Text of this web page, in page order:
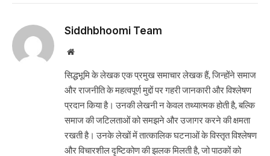
Siddhbhoomi Team
Website
सिद्धभूमि के लेखक एक प्रमुख समाचार लेखक हैं, जिन्होंने समाज
और राजनीति के महत्वपूर्ण मुद्दों पर गहरी जानकारी और विश्लेषण
प्रदान किया है। उनकी लेखनी न केवल तथ्यात्मक होती है, बल्कि
समाज की जटिलताओं को समझने और उजागर करने की क्षमता
रखती है। उनके लेखों में तात्कालिक घटनाओं के विस्तृत विश्लेषण
और विचारशील दृष्टिकोण की झलक मिलती है, जो पाठकों को